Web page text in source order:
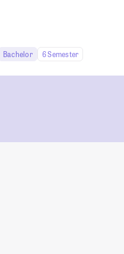
Bachelor 6 Semester